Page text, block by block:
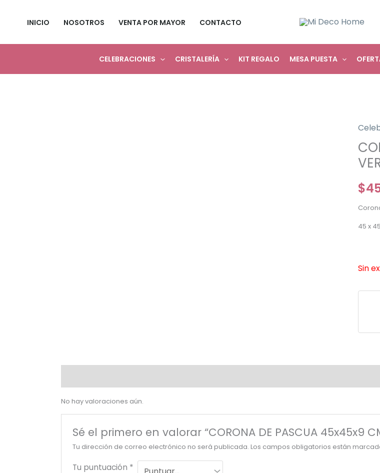
INICIO NOSOTROS VENTA POR MAYOR CONTACTO
CELEBRACIONES CRISTALERÍA KIT REGALO MESA PUESTA
$
45 x
Sin
No hay valoraciones aún.
Sé el primero en valorar “CORONA DE PASCUA 45x45x9
Tu dirección de correo electrónico no será publicada. Los campos obligatorios están
Tu puntuación *